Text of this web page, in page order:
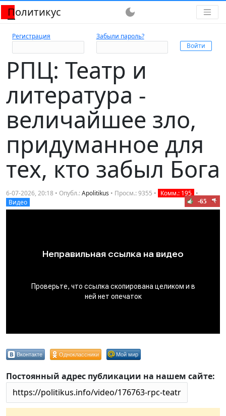
Политикус dark_mode
Регистрация Забыли пароль?
РПЦ: Театр и
литература -
величайшее зло,
придуманное для
тех, кто забыл Бога
6-07-2026, 20:18 • Опубл.:Apolitikus • Просм.: 9355 • Комм.: 195 •
Видео
-65
Вконтакте Одноклассники Мой мир
Постоянный адрес публикации на нашем сайте: